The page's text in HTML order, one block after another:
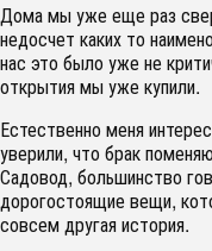
Дома мы уже еще раз
недосчет каких то
нас это было уже не
открытия мы уже купили.
Естественно меня
уверили, что брак
Садовод, большинство
дорогостоящие вещи,
совсем другая история.